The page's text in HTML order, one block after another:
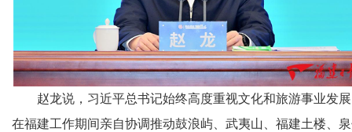
赵龙说，习近平总书记始终高度重视文化和旅游事业发
在福建工作期间亲自协调推动鼓浪屿、武夷山、福建土楼、